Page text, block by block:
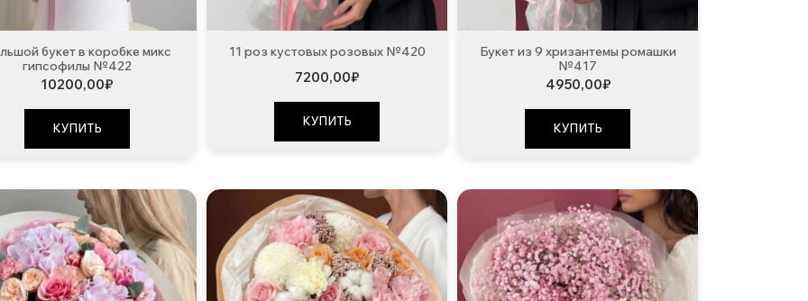
букет в коробке микс
гипсофилы №422
10200,00₽
КУПИТЬ
11 роз кустовых розовых №420
7200,00₽
КУПИТЬ
Букет из 9 хризантемы ромашки
№417
4950,00₽
КУПИТЬ